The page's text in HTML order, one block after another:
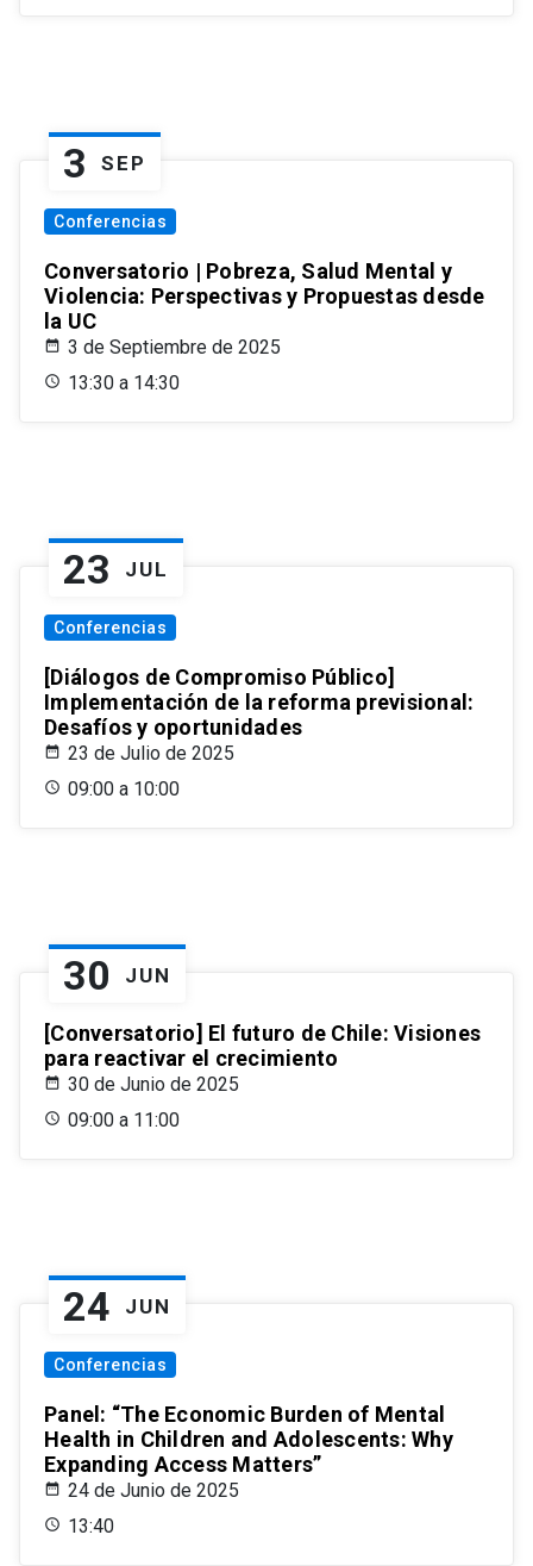
3 SEP
Conferencias
Conversatorio | Pobreza, Salud Mental y
Violencia: Perspectivas y Propuestas desde
la UC
3 de Septiembre de 2025
13:30 a 14:30
23 JUL
Conferencias
[Diálogos de Compromiso Público]
Implementación de la reforma previsional:
Desafíos y oportunidades
23 de Julio de 2025
09:00 a 10:00
30 JUN
[Conversatorio] El futuro de Chile: Visiones
para reactivar el crecimiento
30 de Junio de 2025
09:00 a 11:00
24 JUN
Conferencias
Panel: “The Economic Burden of Mental
Health in Children and Adolescents: Why
Expanding Access Matters”
24 de Junio de 2025
13:40